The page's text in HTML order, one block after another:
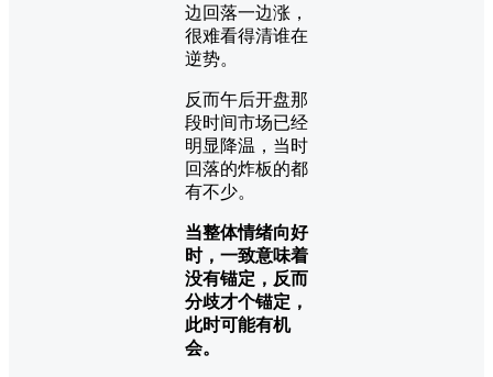
边回落一边涨，
很难看得清谁在
逆势。
反而午后开盘那
段时间市场已经
明显降温，当时
回落的炸板的都
有不少。
当整体情绪向好
时，一致意味着
没有锚定，反而
分歧才个锚定，
此时可能有机
会。